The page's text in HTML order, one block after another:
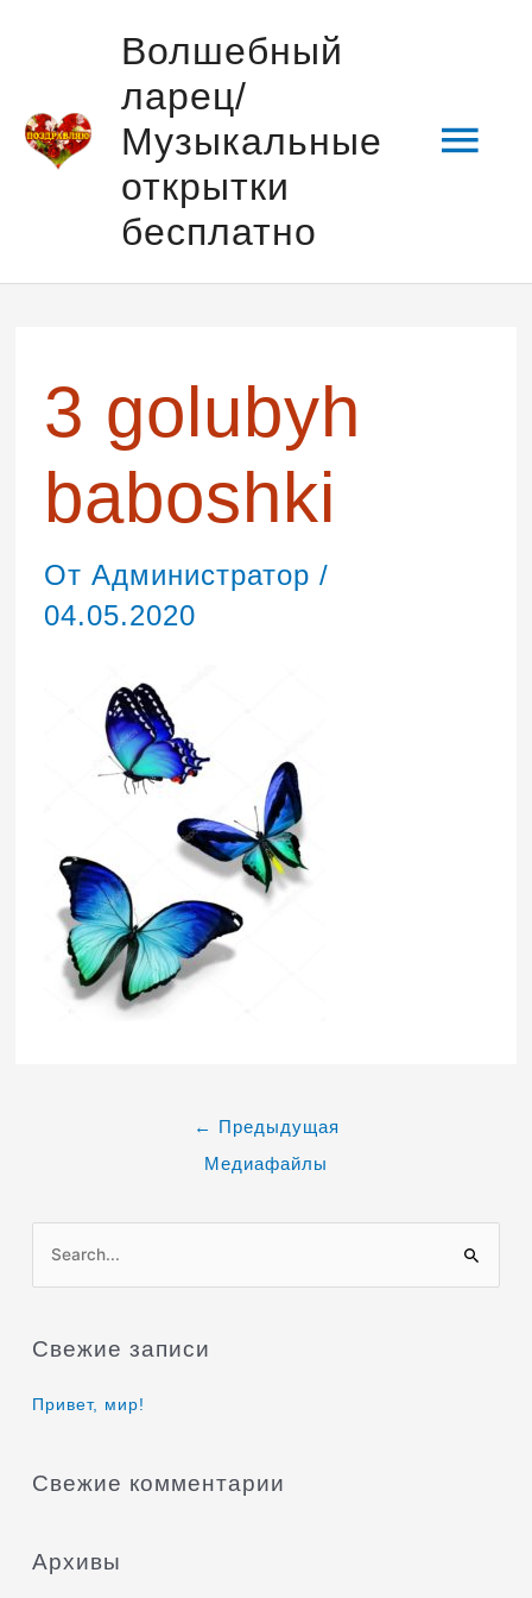
содержимому
Волшебный
ларец/
Музыкальные
открытки
бесплатно
3 golubyh
baboshki
От Администратор /
04.05.2020
записям
←
Предыдущая
Медиафайлы
о
с
Свежие записи
Привет, мир!
Свежие комментарии
Архивы